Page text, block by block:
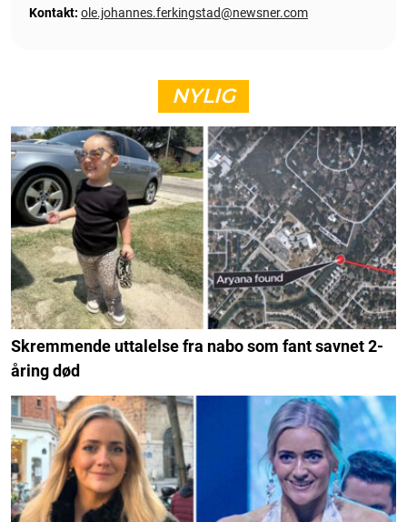
Kontakt: ole.johannes.ferkingstad@newsner.com
NYLIG
Skremmende uttalelse fra nabo som fant savnet 2-
åring død